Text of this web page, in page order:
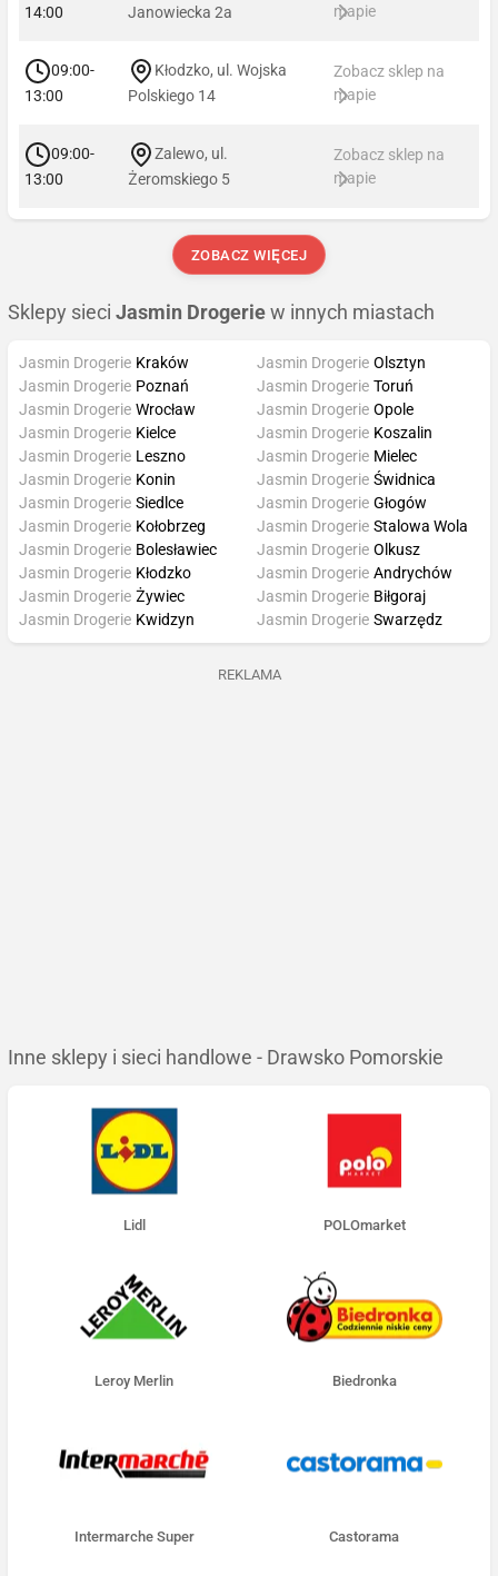
14:00 Janowiecka 2a mapie
09:00-
13:00
Kłodzko, ul. Wojska
Polskiego 14
Zobacz sklep na
mapie
09:00-
13:00
Zalewo, ul.
Żeromskiego 5
Zobacz sklep na
mapie
ZOBACZ WIĘCEJ
Sklepy sieci Jasmin Drogerie w innych miastach
Jasmin Drogerie Kraków
Jasmin Drogerie Poznań
Jasmin Drogerie Wrocław
Jasmin Drogerie Kielce
Jasmin Drogerie Olsztyn
Jasmin Drogerie Toruń
Jasmin Drogerie Opole
Jasmin Drogerie Koszalin
Jasmin Drogerie Leszno
Jasmin Drogerie Konin
Jasmin Drogerie Siedlce
Jasmin Drogerie Kołobrzeg
Jasmin Drogerie Mielec
Jasmin Drogerie Świdnica
Jasmin Drogerie Głogów
Jasmin Drogerie Stalowa Wola
Jasmin Drogerie Bolesławiec
Jasmin Drogerie Kłodzko
Jasmin Drogerie Żywiec
Jasmin Drogerie Kwidzyn
Jasmin Drogerie Olkusz
Jasmin Drogerie Andrychów
Jasmin Drogerie Biłgoraj
Jasmin Drogerie Swarzędz
REKLAMA
Inne sklepy i sieci handlowe - Drawsko Pomorskie
Lidl POLOmarket
Leroy Merlin Biedronka
Intermarche Super Castorama